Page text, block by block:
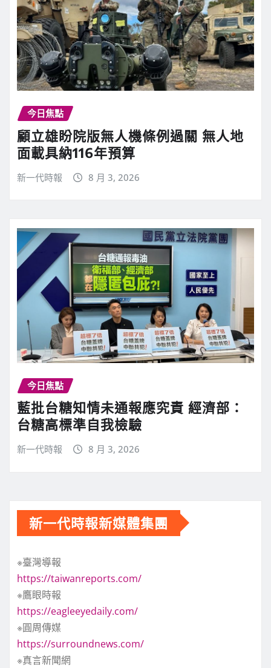
今日焦點
顧立雄盼院版無人機條例過關 無人地
面載具納116年預算
新一代時報 8 月 3, 2026
今日焦點
藍批台糖知情未通報應究責 經濟部：
台糖高標準自我檢驗
新一代時報 8 月 3, 2026
新一代時報新媒體集團
※臺灣導報
https://taiwanreports.com/
※鷹眼時報
https://eagleeyedaily.com/
※圓周傳媒
https://surroundnews.com/
※真言新聞網